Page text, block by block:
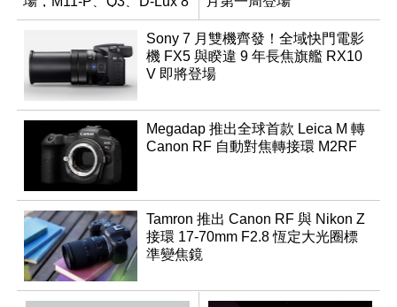
領銜換裝
Sony 7 月雙機齊發！全域快門電影
機 FX5 與睽違 9 年長焦旗艦 RX10
V 即將登場
Megadap 推出全球首款 Leica M 轉
Canon RF 自動對焦轉接環 M2RF
Tamron 推出 Canon RF 與 Nikon Z
接環 17-70mm F2.8 恆定大光圈標
準變焦鏡